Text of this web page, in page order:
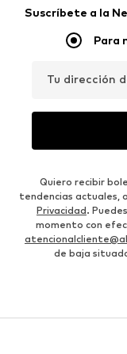
Suscríbete a la
Para
Tu dirección
Quiero recibir
tendencias actuales,
Privacidad.
momento con
de baja